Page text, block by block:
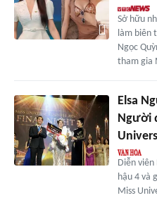
Sở hữu
làm biên
Ngọc
tham gia
Elsa
Người
Diễn viên
hậu 4 và
Miss